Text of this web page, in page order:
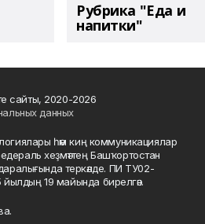
Рубрика "Еда и
напитки"
сайты, 2020-2026
данных
һәм киң коммуникациялар
хеҙмәттең Башҡортостан
теркәлде. ПИ ТУ02-
йылдың 19 майында бирелгән.